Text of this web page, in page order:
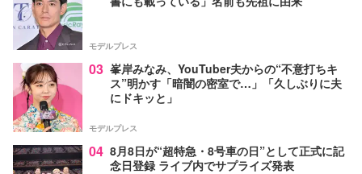
モデルプレス
03 峯岸みなみ、YouTuber夫からの“不意打ちキ
ス”明かす「暗闇の密室で…」「久しぶりに夫
にドキッと」
モデルプレス
04 8月8日が“超特急・8号車の日”として正式に記
念日登録 ライブ内でサプライズ発表